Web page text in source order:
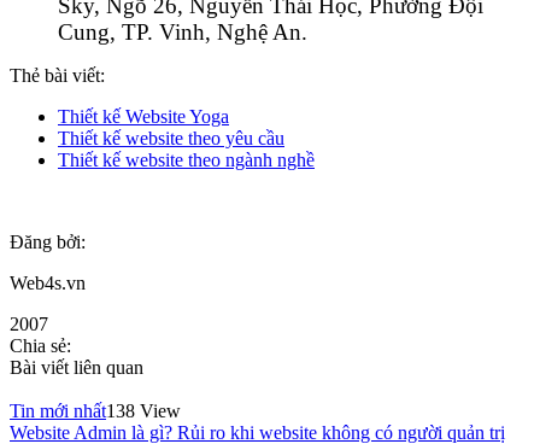
Cung, TP. Vinh, Nghệ An.
Thẻ bài viết:
Thiết kế Website Yoga
Thiết kế website theo yêu cầu
Thiết kế website theo ngành nghề
Đăng bởi:
Web4s.vn
2007
Chia sẻ:
Bài viết liên quan
Tin mới nhất138 View
Website Admin là gì? Rủi ro khi website không có người quản trị